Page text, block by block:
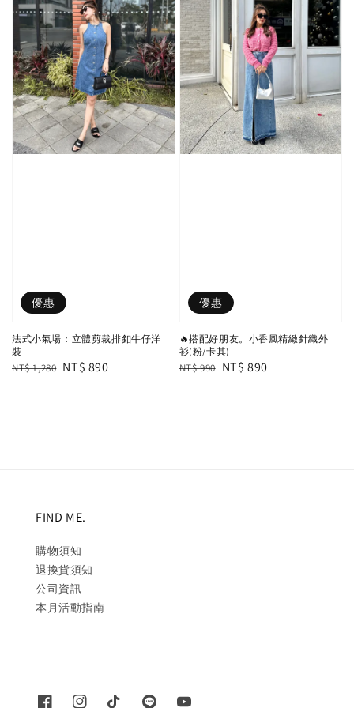
優惠
法式小氣場：立體剪裁排釦牛仔洋
裝
Regular
NT$ 1,280 Sale
NT$ 890
優惠
🔥搭配好朋友。小香風精緻針織外
衫(粉/卡其)
Regular
NT$ 990 Sale
NT$ 890
FIND ME.
購物須知
退換貨須知
公司資訊
本月活動指南